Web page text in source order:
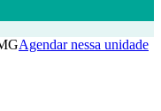
Agendar nessa unidade